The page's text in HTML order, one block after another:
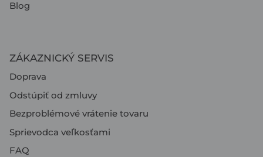
Blog
ZÁKAZNICKÝ SERVIS
Doprava
Odstúpiť od zmluvy
Bezproblémové vrátenie tovaru
Sprievodca veľkosťami
FAQ